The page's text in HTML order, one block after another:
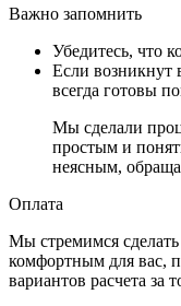
Важно запомнить
Убедитесь, что
Если
всегда готовы
Мы сделали
простым и
неясным,
Оплата
Мы стремимся
комфортным для вас,
вариантов расчета за